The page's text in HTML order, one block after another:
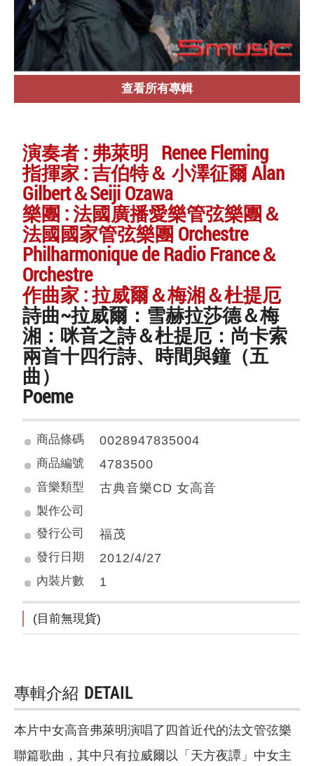
查看所有專輯
演奏者 : 弗萊明 Renee Fleming
指揮家 : 吉伯特＆ 小澤征爾 Alan
Gilbert＆Seiji Ozawa
樂團 : 法國廣播愛樂管弦樂團＆
法國國家管弦樂團 Orchestre
Philharmonique de Radio France＆
Orchestre
作曲家 : 拉威爾＆梅湘＆杜提厄
詩曲~拉威爾：雪赫拉莎德＆梅
湘：咪音之詩＆杜提厄：尚卡索
兩首十四行詩、時間與鐘（五
曲）
Poeme
商品條碼 0028947835004
商品編號 4783500
音樂類型 古典音樂CD 女高音
製作公司
發行公司
福茂
發行日期 2012/4/27
內裝片數 1
(目前無現貨)
專輯介紹 DETAIL
本片中女高音弗萊明演唱了四首近代的法文管弦樂
聯篇歌曲，其中只有拉威爾以「天方夜譚」中女主